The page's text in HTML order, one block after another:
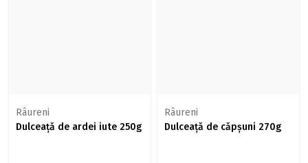
Râureni
Dulceață de ardei iute 250g
Râureni
Dulceață de căpșuni 270g